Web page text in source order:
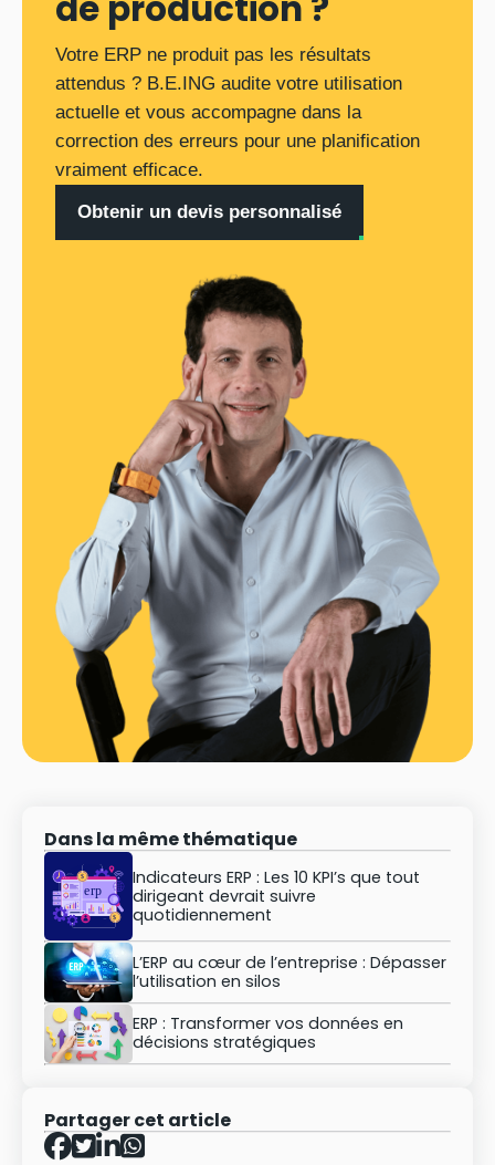
Votre ERP ne produit pas les résultats
attendus ? B.E.ING audite votre utilisation
actuelle et vous accompagne dans la
correction des erreurs pour une planification
vraiment efficace.
Obtenir un devis personnalisé
Dans la même thématique
Indicateurs ERP : Les 10 KPI’s que tout
dirigeant devrait suivre
quotidiennement
L’ERP au cœur de l’entreprise : Dépasser
l’utilisation en silos
ERP : Transformer vos données en
décisions stratégiques
Partager cet article